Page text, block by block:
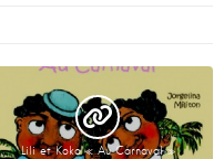
Lili et Koko « Au Carnaval »